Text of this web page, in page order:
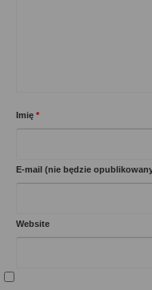
Imię *
E-mail (nie będzie
Website